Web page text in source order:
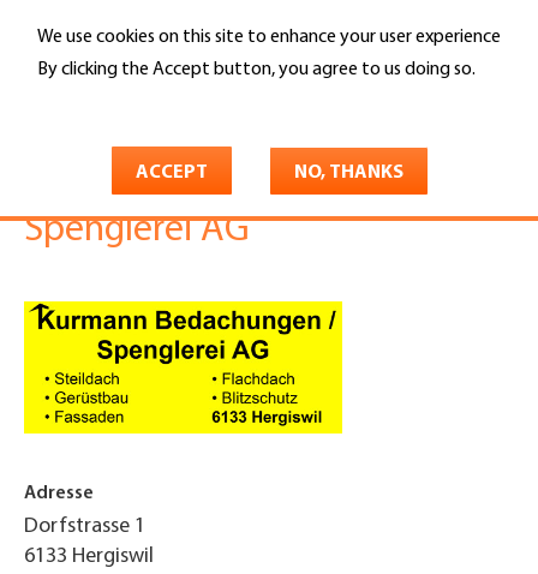
We use cookies on this site to enhance your user experience
By clicking the Accept button, you agree to us doing so.
ACCEPT NO, THANKS
main
Search
Kurmann Bedachungen /
Spenglerei AG
Adresse
Dorfstrasse 1
6133 Hergiswil